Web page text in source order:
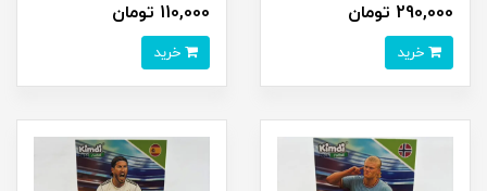
290,000 تومان
110,000 تومان